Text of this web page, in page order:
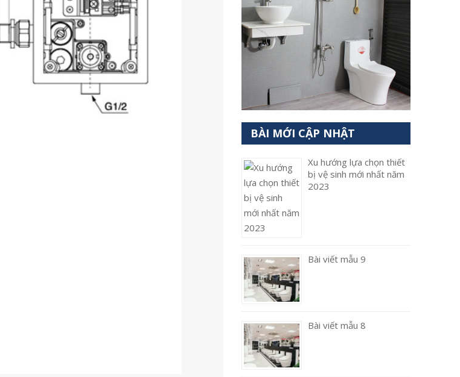
BÀI MỚI CẬP NHẬT
Xu hướng lựa chọn thiết
bị vệ sinh mới nhất năm
2023
Bài viết mẫu 9
Bài viết mẫu 8